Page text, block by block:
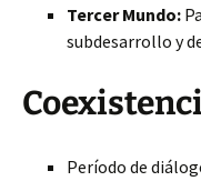
Tercer Mundo:
subdesarrollo y
Período de